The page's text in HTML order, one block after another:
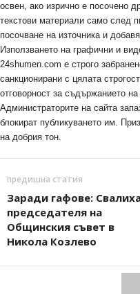
освен, ако изрично е посочено
текстови материали само след
посочване на източника и
Използването на графични и
24shumen.com е строго
санкционирани с цялата
отговорност за съдържанието
Администраторите на сайта
блокират публикуването им.
на добрия тон.
предишна статия
Заради гафове:
председателя на
Общинския съвет в
Никола Козлево